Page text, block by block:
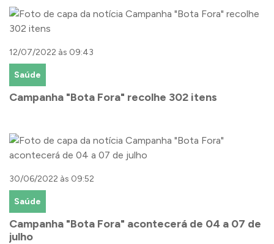
12/07/2022 às 09:43
Saúde
Campanha "Bota Fora" recolhe 302 itens
30/06/2022 às 09:52
Saúde
Campanha "Bota Fora" acontecerá de 04 a 07 de
julho